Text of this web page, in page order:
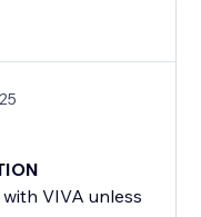
VIVA unless